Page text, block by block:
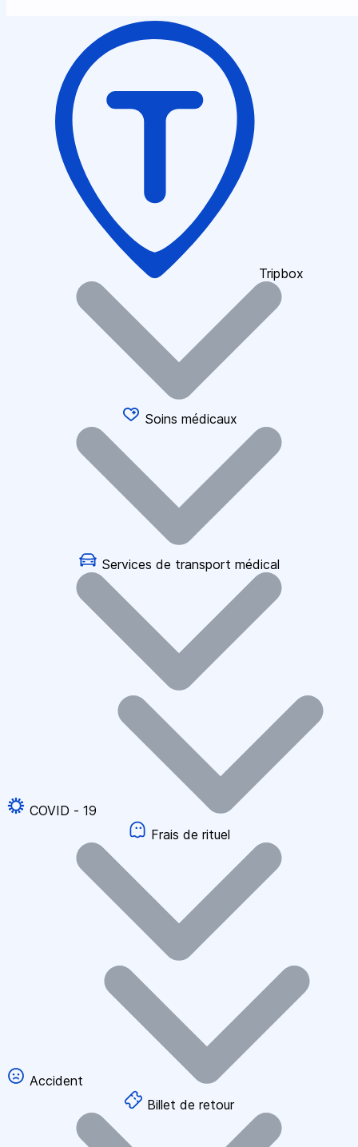
Tripbox
Soins médicaux
Services de transport médical
COVID - 19
Frais de rituel
Accident
Billet de retour